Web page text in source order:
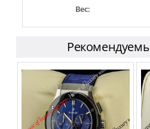
Вес: